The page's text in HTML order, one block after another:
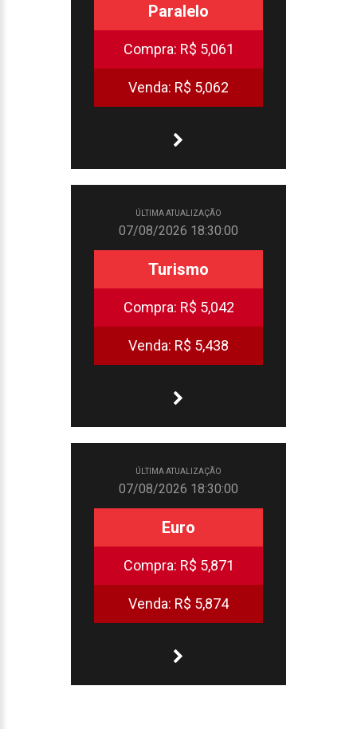
Paralelo
Compra: R$ 5,061
Venda: R$ 5,062
ÚLTIMA ATUALIZAÇÃO
07/08/2026 18:30:00
Turismo
Compra: R$ 5,042
Venda: R$ 5,438
ÚLTIMA ATUALIZAÇÃO
07/08/2026 18:30:00
Euro
Compra: R$ 5,871
Venda: R$ 5,874